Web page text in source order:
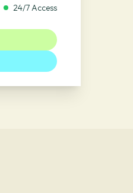
24/7 Access